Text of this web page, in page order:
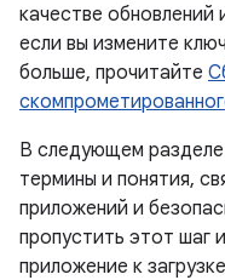
качестве
если вы измените
больше, прочитайте
В следующем
термины и понятия,
приложений и
пропустить этот шаг
приложение к